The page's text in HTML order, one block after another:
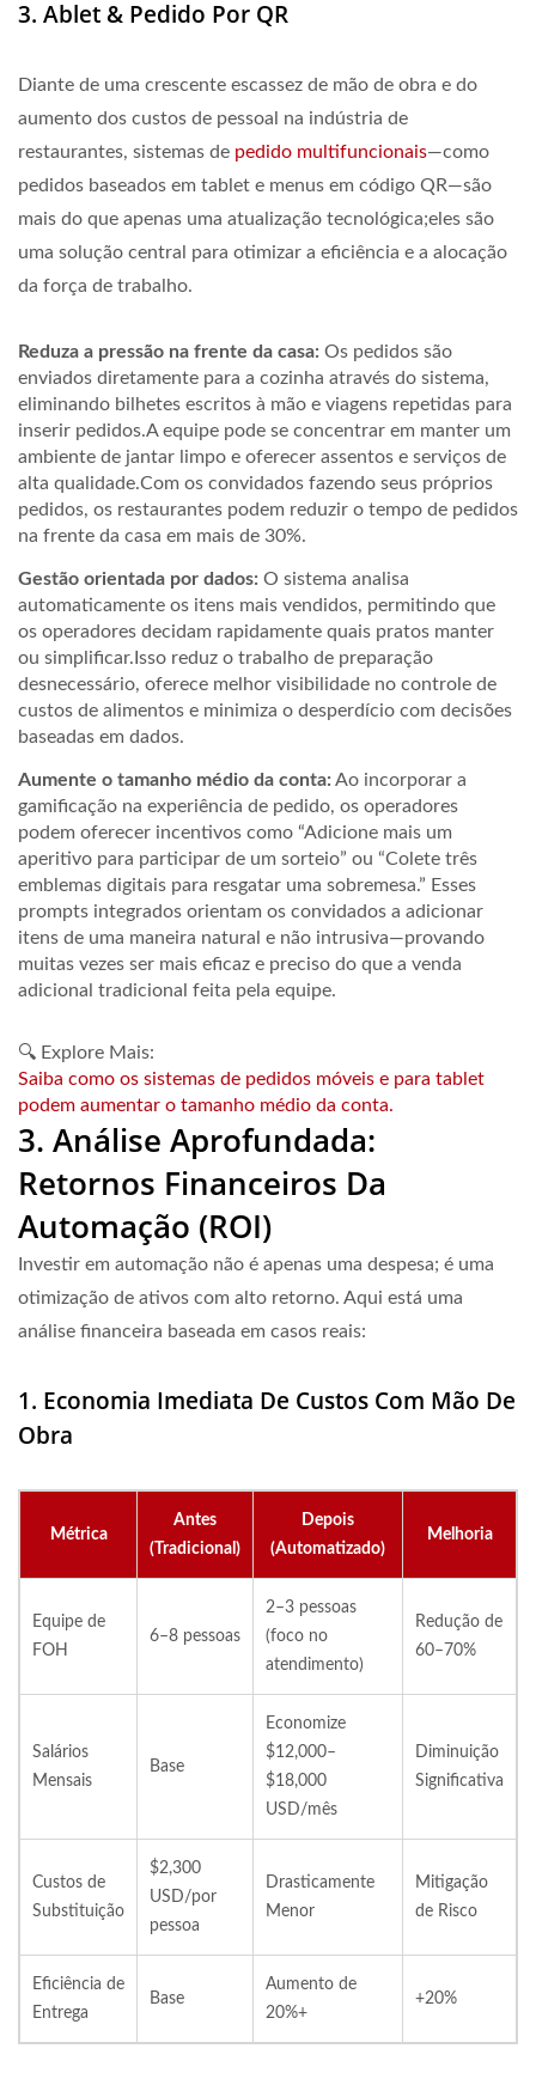
3. Ablet & Pedido Por QR
Diante de uma crescente escassez de mão de obra e do
aumento dos custos de pessoal na indústria de
restaurantes, sistemas de pedido multifuncionais—como
pedidos baseados em tablet e menus em código QR—são
mais do que apenas uma atualização tecnológica;eles são
uma solução central para otimizar a eficiência e a alocação
da força de trabalho.
Reduza a pressão na frente da casa: Os pedidos são
enviados diretamente para a cozinha através do sistema,
eliminando bilhetes escritos à mão e viagens repetidas para
inserir pedidos.A equipe pode se concentrar em manter um
ambiente de jantar limpo e oferecer assentos e serviços de
alta qualidade.Com os convidados fazendo seus próprios
pedidos, os restaurantes podem reduzir o tempo de pedidos
na frente da casa em mais de 30%.
Gestão orientada por dados: O sistema analisa
automaticamente os itens mais vendidos, permitindo que
os operadores decidam rapidamente quais pratos manter
ou simplificar.Isso reduz o trabalho de preparação
desnecessário, oferece melhor visibilidade no controle de
custos de alimentos e minimiza o desperdício com decisões
baseadas em dados.
Aumente o tamanho médio da conta: Ao incorporar a
gamificação na experiência de pedido, os operadores
podem oferecer incentivos como “Adicione mais um
aperitivo para participar de um sorteio” ou “Colete três
emblemas digitais para resgatar uma sobremesa.” Esses
prompts integrados orientam os convidados a adicionar
itens de uma maneira natural e não intrusiva—provando
muitas vezes ser mais eficaz e preciso do que a venda
adicional tradicional feita pela equipe.
🔍 Explore Mais:
Saiba como os sistemas de pedidos móveis e para tablet
podem aumentar o tamanho médio da conta.
3. Análise Aprofundada:
Retornos Financeiros Da
Automação (ROI)
Investir em automação não é apenas uma despesa; é uma
otimização de ativos com alto retorno. Aqui está uma
análise financeira baseada em casos reais:
1. Economia Imediata De Custos Com Mão De
Obra
Métrica
Antes
(Tradicional)
Depois
(Automatizado)
Melhoria
Equipe de
FOH
6–8 pessoas
2–3 pessoas
(foco no
atendimento)
Redução de
60–70%
Salários
Mensais
Base
Economize
$12,000–
$18,000
USD/mês
Diminuição
Significativa
Custos de
Substituição
$2,300
USD/por
pessoa
Drasticamente
Menor
Mitigação
de Risco
Eficiência de
Entrega
Base
Aumento de
20%+
+20%